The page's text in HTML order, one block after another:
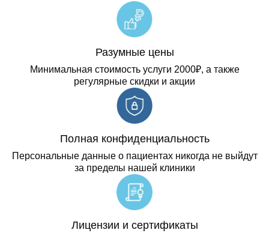
Разумные цены
Минимальная стоимость услуги 2000₽, а также
регулярные скидки и акции
Полная конфиденциальность
Персональные данные о пациентах никогда не выйдут
за пределы нашей клиники
Лицензии и сертификаты